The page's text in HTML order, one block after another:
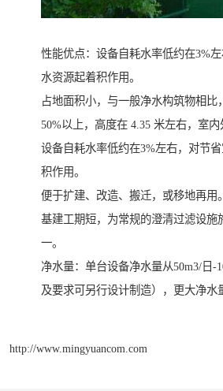
性能优点：设备自耗水率低约在3%
水资源起着积作用。
占地面积小，与一般净水构筑物相比
50%以上，高度在 4.35 米左右，室内
设备自耗水率低约在3%左右，对节
积作用。
便于扩建、改造、搬迁，或移地再用。
基建工期短，为常规的澄清过滤设施
一。
净水量：单台设备净水量从50m3/日-
及要求可另行设计制造），更大净水
http://www.mingyuancom.com